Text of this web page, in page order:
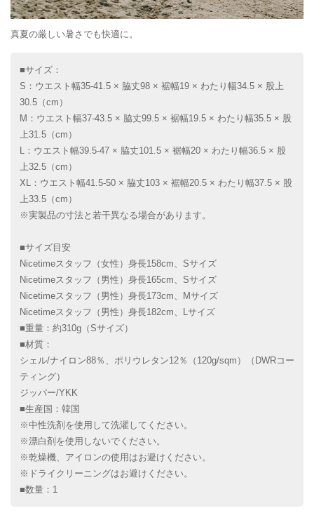
真夏の厳しい暑さでも快適に。
■サイズ：
S：ウエスト幅35-41.5 × 脇丈98 × 裾幅19 × わたり幅34.5 × 股上
30.5（cm）
M：ウエスト幅37-43.5 × 脇丈99.5 × 裾幅19.5 × わたり幅35.5 × 股
上31.5（cm）
L：ウエスト幅39.5-47 × 脇丈101.5 × 裾幅20 × わたり幅36.5 × 股
上32.5（cm）
XL：ウエスト幅41.5-50 × 脇丈103 × 裾幅20.5 × わたり幅37.5 × 股
上33.5（cm）
※実製品の寸法と若干異なる場合があります。
■サイズ目安
Nicetimeスタッフ（女性）身長158cm、Sサイズ
Nicetimeスタッフ（男性）身長165cm、Sサイズ
Nicetimeスタッフ（男性）身長173cm、Mサイズ
Nicetimeスタッフ（男性）身長182cm、Lサイズ
■重量：約310g（Sサイズ）
■材質：
シェル/ナイロン88％、ポリウレタン12％（120g/sqm）（DWRコー
ティング）
ジッパー/YKK
■生産国：韓国
※中性洗剤を使用して洗濯してください。
※漂白剤を使用しないでください。
※乾燥機、アイロンの使用はお避けください。
※ドライクリーニングはお避けください。
■数量：1